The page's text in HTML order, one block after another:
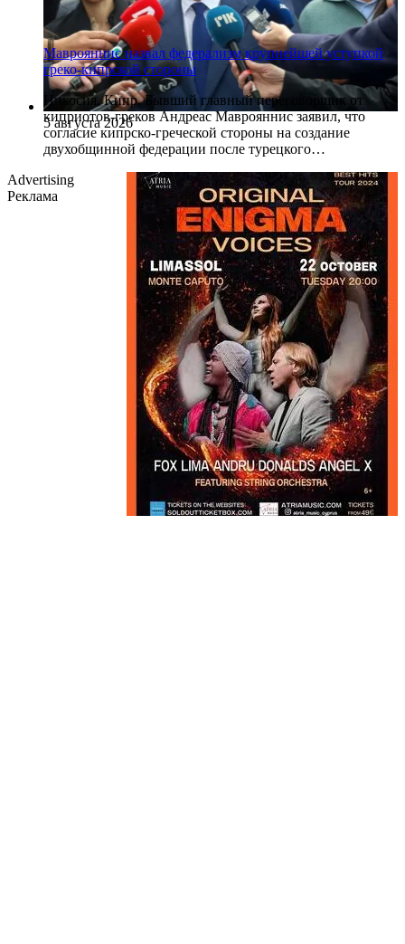
5 августа 2026
Маврояннис назвал федерализм крупнейшей уступкой
греко-кипрской стороны
Никосия, Кипр. Бывший главный переговорщик от
киприотов-греков Андреас Маврояннис заявил, что
согласие кипрско-греческой стороны на создание
двухобщинной федерации после турецкого…
Advertising
Реклама